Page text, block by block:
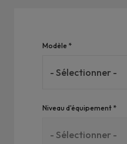
Voiture
Requis
Modèle *
Niveau d'équipement *